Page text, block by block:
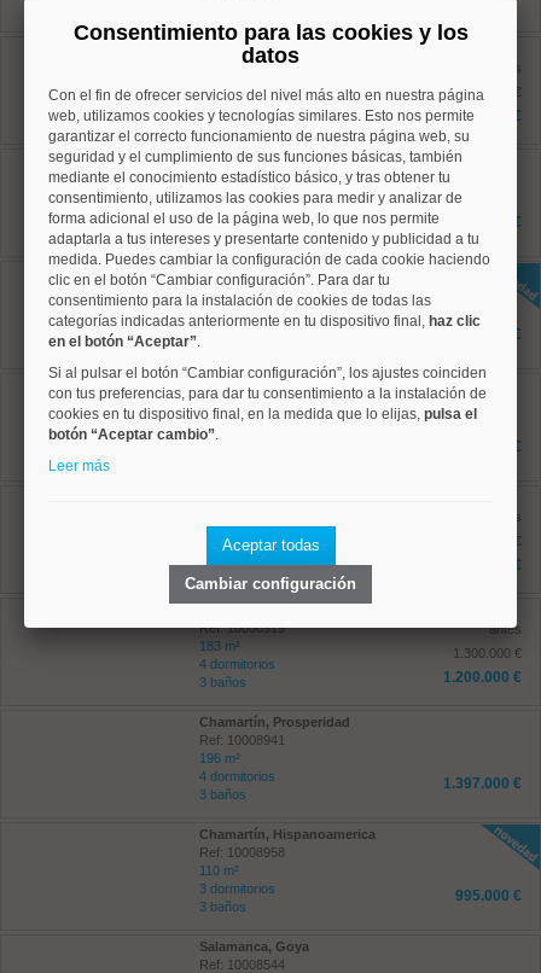
Salamanca, Goya
Ref: 10008869
4 dormitorios
2 baños
antes
1.195.000 €
1.090.000 €
Chamartín, Nueva España
Ref: 10008945
91 m²
2 dormitorios
2 baños
854.500 €
Chamartín, Hispanoamerica
Ref: 10008956
152 m²
4 dormitorios
2 baños
1.295.500 €
Salamanca, Recoletos
Ref: 10008524
135 m²
3 dormitorios
1.800.000 €
4 dormitorios
3 baños
antes
1.772.000 €
1.668.000 €
Ref: 10008919
183 m²
4 dormitorios
3 baños
antes
1.300.000 €
1.200.000 €
Chamartín, Prosperidad
Ref: 10008941
196 m²
4 dormitorios
3 baños
1.397.000 €
Chamartín, Hispanoamerica
Ref: 10008958
110 m²
3 dormitorios
3 baños
995.000 €
Salamanca, Goya
Ref: 10008544
Consentimiento para las cookies y los
datos
Con el fin de ofrecer servicios del nivel más alto en nuestra página
web, utilizamos cookies y tecnologías similares. Esto nos permite
garantizar el correcto funcionamiento de nuestra página web, su
seguridad y el cumplimiento de sus funciones básicas, también
mediante el conocimiento estadístico básico, y tras obtener tu
consentimiento, utilizamos las cookies para medir y analizar de
forma adicional el uso de la página web, lo que nos permite
adaptarla a tus intereses y presentarte contenido y publicidad a tu
medida. Puedes cambiar la configuración de cada cookie haciendo
clic en el botón “Cambiar configuración”. Para dar tu
consentimiento para la instalación de cookies de todas las
categorías indicadas anteriormente en tu dispositivo final, haz clic
en el botón “Aceptar”.
Si al pulsar el botón “Cambiar configuración”, los ajustes coinciden
con tus preferencias, para dar tu consentimiento a la instalación de
cookies en tu dispositivo final, en la medida que lo elijas, pulsa el
botón “Aceptar cambio”.
Leer más
Aceptar todas
Cambiar configuración